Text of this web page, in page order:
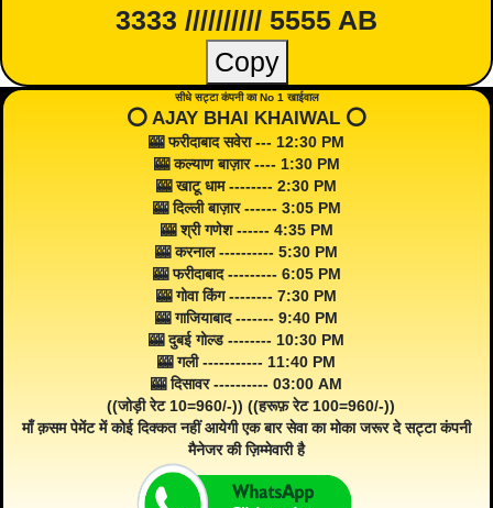
3333 ////////// 5555 AB
Copy
सीधे सट्टा कंपनी का No 1 खाईवाल
⭕️ AJAY BHAI KHAIWAL ⭕️
🎰 फरीदाबाद सवेरा --- 12:30 PM
🎰 कल्याण बाज़ार ---- 1:30 PM
🎰 खाटू धाम -------- 2:30 PM
🎰 दिल्ली बाज़ार ------ 3:05 PM
🎰 श्री गणेश ------ 4:35 PM
🎰 करनाल ---------- 5:30 PM
🎰 फरीदाबाद --------- 6:05 PM
🎰 गोवा किंग -------- 7:30 PM
🎰 गाजियाबाद ------- 9:40 PM
🎰 दुबई गोल्ड -------- 10:30 PM
🎰 गली ----------- 11:40 PM
🎰 दिसावर ---------- 03:00 AM
((जोड़ी रेट 10=960/-)) ((हरूफ़ रेट 100=960/-))
माँ क़सम पेमेंट में कोई दिक्कत नहीं आयेगी एक बार सेवा का मोका जरूर दे सट्टा कंपनी
मैनेजर की ज़िम्मेवारी है